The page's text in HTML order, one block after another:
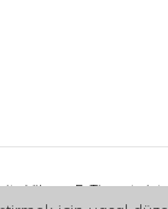
Vikaon E-Ticaret